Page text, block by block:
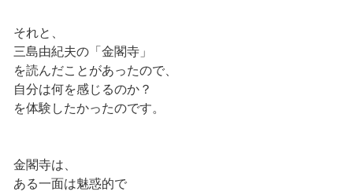
それと、
三島由紀夫の「金閣寺」
を読んだことがあったので、
自分は何を感じるのか？
を体験したかったのです。
金閣寺は、
ある一面は魅惑的で